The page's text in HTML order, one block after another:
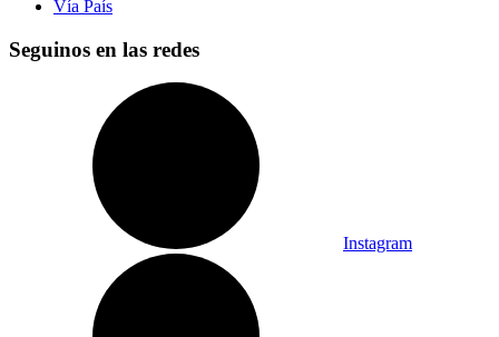
Vía País
Seguinos en las redes
Instagram